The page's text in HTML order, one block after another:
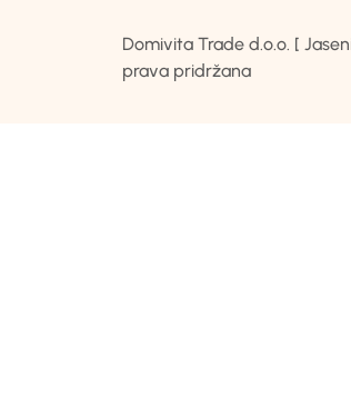
Domivita Trade d.o.o. [
prava pridržana